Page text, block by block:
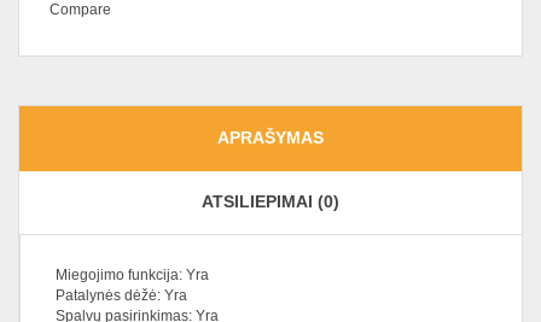
Compare
APRAŠYMAS
ATSILIEPIMAI (0)
Miegojimo funkcija: Yra
Patalynės dėžė: Yra
Spalvų pasirinkimas: Yra